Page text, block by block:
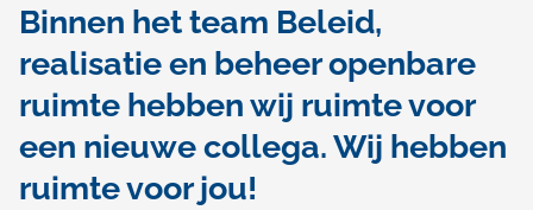
e
e
a
t
u
r
e
Binnen het team Beleid,
realisatie en beheer openbare
ruimte hebben wij ruimte voor
een nieuwe collega. Wij hebben
ruimte voor jou!